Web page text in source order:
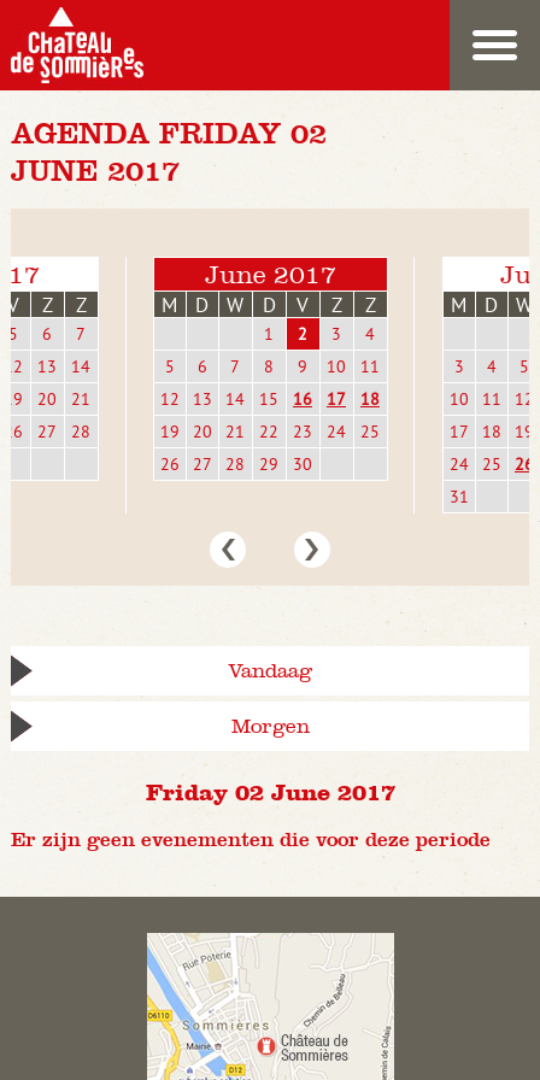
AGENDA FRIDAY 02
JUNE 2017
V Z Z
5 6
7
12
13
14
19
20
21
26
27 28
June 2017
M D W D V Z Z
1 2 3
4
5
6 7 8 9 10
11
12
13 14 15 16 17
18
19
20 21 22 23 24
25
26
27 28 29 30
M D W
3 4
5
10
11
12
17
18
19
24
25
26
31
Vandaag
Morgen
Friday 02 June 2017
Er zijn geen evenementen die voor deze periode